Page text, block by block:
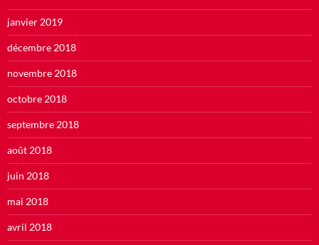
janvier 2019
décembre 2018
novembre 2018
octobre 2018
septembre 2018
août 2018
juin 2018
mai 2018
avril 2018